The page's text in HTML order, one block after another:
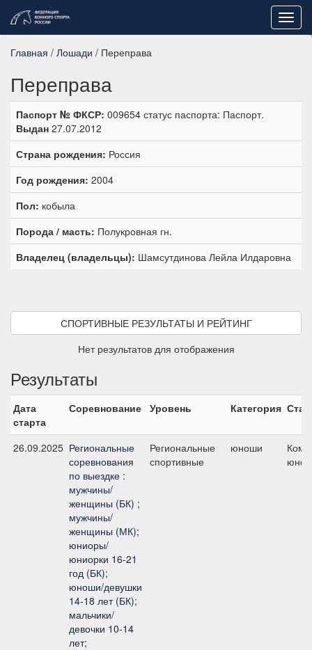
Главная / Лошади / Переправа
Переправа
Паспорт № ФКСР: 009654 статус паспорта: Паспорт.
Выдан 27.07.2012
Страна рождения: Россия
Год рождения: 2004
Пол: кобыла
Порода / масть: Полукровная гн.
Владелец (владельцы): Шамсутдинова Лейла Илдаровна
СПОРТИВНЫЕ РЕЗУЛЬТАТЫ И РЕЙТИНГ
Нет результатов для отображения
Результаты
Дата
старта
Соревнование Уровень Категория
26.09.2025 Региональные
соревнования
по выездке :
мужчины/
женщины (БК) ;
мужчины/
женщины (МК);
юниоры/
юниорки 16-21
год (БК);
юноши/девушки
14-18 лет (БК);
мальчики/
девочки 10-14
лет;
Региональные
спортивные
юноши